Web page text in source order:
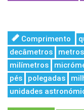
Comprimento
decâmetros
metros
milímetros
pés
polegadas
unidades